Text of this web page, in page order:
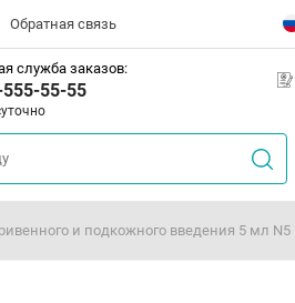
Обратная связь
служба заказов:
55-55
и подкожного введения 5 мл N5